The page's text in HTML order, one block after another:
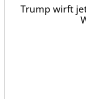
Trump wirft